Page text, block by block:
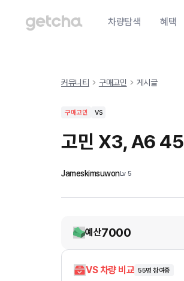
차량탐색 혜택
커뮤니티 구매고민 게시글
구매고민 VS
고민 X3, A6 45
JameskimsuwonLv5
예산7000
VS 차량 비교 55명 참여중